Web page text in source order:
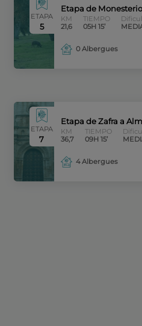
ETAPA
5
Etapa de
KM
21,6
TIEMPO
05H 15’
0 Albergues
ETAPA
7
Etapa de Zafra a
KM
36,7
TIEMPO
09H 15’
4 Albergues